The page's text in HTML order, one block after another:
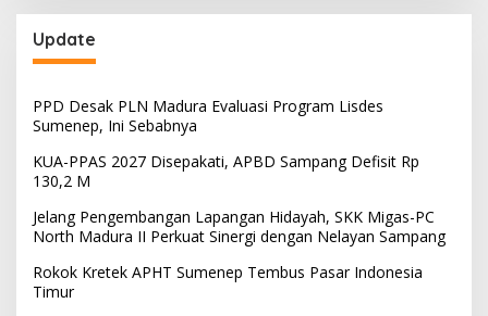
Update
PPD Desak PLN Madura Evaluasi Program Lisdes
Sumenep, Ini Sebabnya
KUA-PPAS 2027 Disepakati, APBD Sampang Defisit Rp
130,2 M
Jelang Pengembangan Lapangan Hidayah, SKK Migas-PC
North Madura II Perkuat Sinergi dengan Nelayan Sampang
Rokok Kretek APHT Sumenep Tembus Pasar Indonesia
Timur